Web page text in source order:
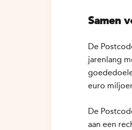
Samen
De
jarenlang
euro
De
aan een